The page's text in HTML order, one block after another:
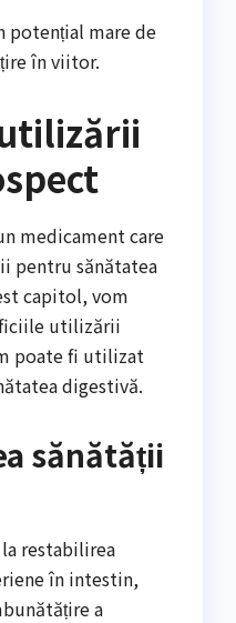
potențial mare de
în viitor.
medicament care
pentru sănătatea
capitol, vom
utilizării
poate fi utilizat
digestivă.
sănătății
restabilirea
în intestin,
a